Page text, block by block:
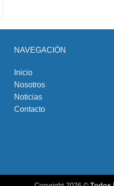
NAVEGACIÓN
Inicio
Nosotros
Noticias
Contacto